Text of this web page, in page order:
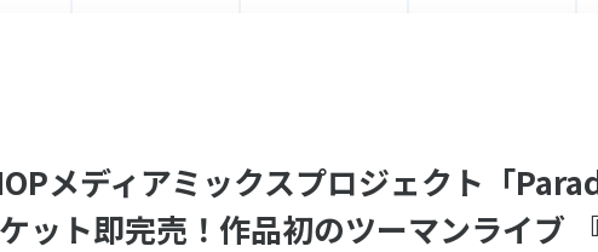
メディアミックスプロジェクト「
ット即完売！作品初のツーマンライブ